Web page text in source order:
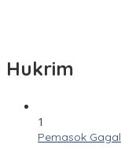
Hukrim
1
Pemasok